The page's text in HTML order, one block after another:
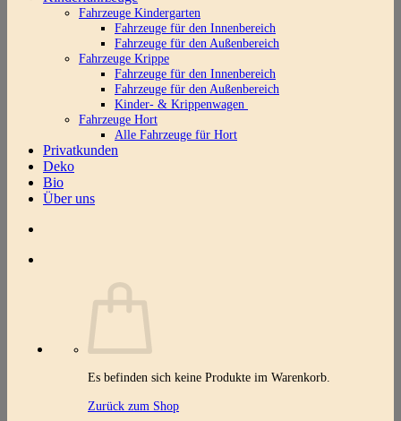
Fahrzeuge Kindergarten
Fahrzeuge für den Innenbereich
Fahrzeuge für den Außenbereich
Fahrzeuge Krippe
Fahrzeuge für den Innenbereich
Fahrzeuge für den Außenbereich
Kinder- & Krippenwagen
Fahrzeuge Hort
Alle Fahrzeuge für Hort
Privatkunden
Deko
Bio
Über uns
Es befinden sich keine Produkte im Warenkorb.
Zurück zum Shop